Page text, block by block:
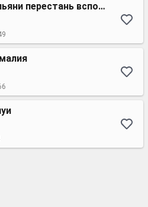
А ты его по пьяни перестань вспоминать